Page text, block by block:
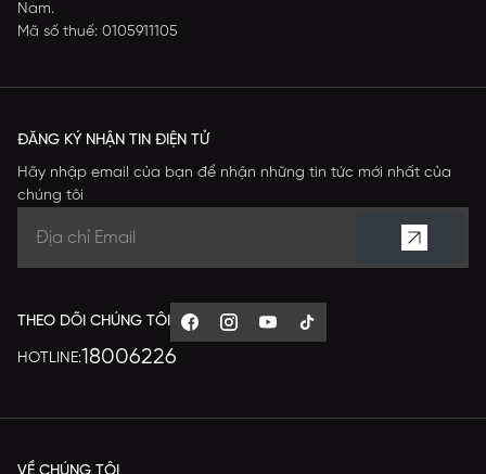
Nam.
Mã số thuế: 0105911105
ĐĂNG KÝ NHẬN TIN ĐIỆN TỬ
Hãy nhập email của bạn để nhận những tin tức mới nhất của
chúng tôi
THEO DÕI CHÚNG TÔI
HOTLINE:18006226